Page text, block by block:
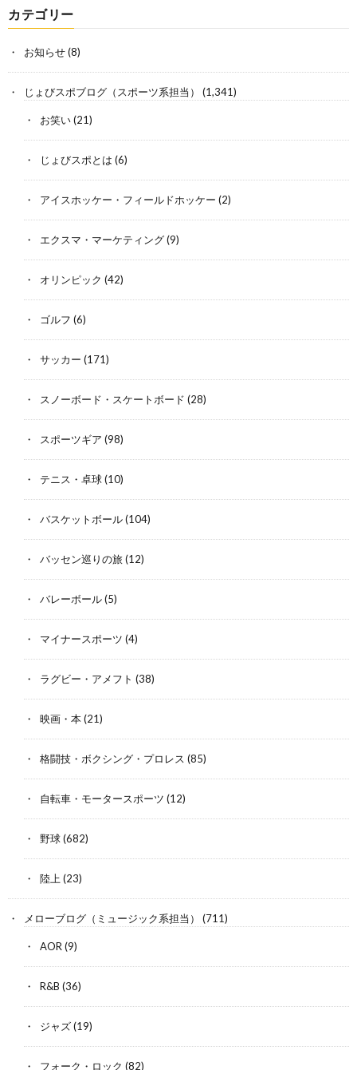
カテゴリー
お知らせ(8)
じょびスポブログ（スポーツ系担当） (1,341)
お笑い(21)
じょびスポとは (6)
アイスホッケー・フィールドホッケー (2)
エクスマ・マーケティング(9)
オリンピック (42)
ゴルフ (6)
サッカー (171)
スノーボード・スケートボード (28)
スポーツギア (98)
テニス・卓球(10)
バスケットボール(104)
バッセン巡りの旅(12)
バレーボール(5)
マイナースポーツ (4)
ラグビー・アメフト (38)
映画・本(21)
格闘技・ボクシング・プロレス (85)
自転車・モータースポーツ (12)
野球(682)
陸上 (23)
メローブログ（ミュージック系担当） (711)
AOR (9)
R&B (36)
ジャズ(19)
フォーク・ロック (82)